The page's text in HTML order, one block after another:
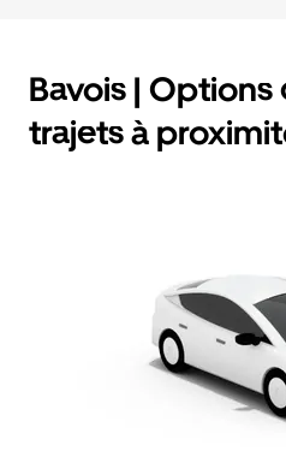
Bavois |
trajets à